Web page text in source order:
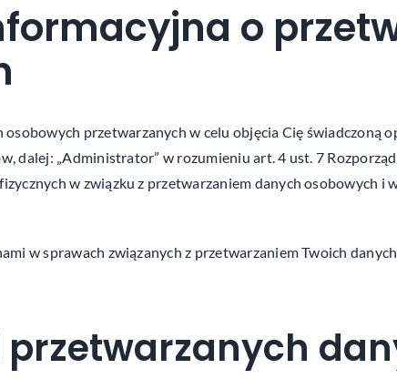
o
przetwarzanych w celu objęcia Cię świadczoną
dalej: „Administrator” w rozumieniu art. 4 ust. 7
w związku z przetwarzaniem danych osobowych
w sprawach związanych z przetwarzaniem Twoich
przetwarzanych